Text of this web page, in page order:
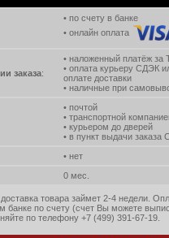
• по счету в банке
• онлайн оплата
заказа:
• наложенный платёж за
• оплата курьеру СДЭК
оплате доставки
• наличные при
• почтой
• транспортной
• курьером до дверей
• в пункт выдачи заказа
• нет
0 мес.
товара займет 2-4 недели.
банке по счету (счет Вы можете
по телефону +7 (499) 391-67-19.